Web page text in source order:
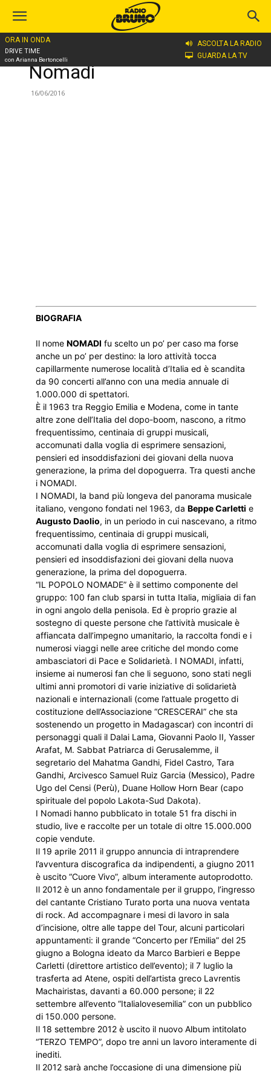
ORA IN ONDA
DRIVE TIME
con Arianna Bertoncelli
ASCOLTA LA RADIO
GUARDA LA TV
Home
Nomadi
16/06/2016
BIOGRAFIA
Il nome NOMADI fu scelto un po’ per caso ma forse
anche un po’ per destino: la loro attività tocca
capillarmente numerose località d’Italia ed è scandita
da 90 concerti all’anno con una media annuale di
1.000.000 di spettatori.
È il 1963 tra Reggio Emilia e Modena, come in tante
altre zone dell’Italia del dopo-boom, nascono, a ritmo
frequentissimo, centinaia di gruppi musicali,
accomunati dalla voglia di esprimere sensazioni,
pensieri ed insoddisfazioni dei giovani della nuova
generazione, la prima del dopoguerra. Tra questi anche
i NOMADI.
I NOMADI, la band più longeva del panorama musicale
italiano, vengono fondati nel 1963, da Beppe Carletti e
Augusto Daolio, in un periodo in cui nascevano, a ritmo
frequentissimo, centinaia di gruppi musicali,
accomunati dalla voglia di esprimere sensazioni,
pensieri ed insoddisfazioni dei giovani della nuova
generazione, la prima del dopoguerra.
“IL POPOLO NOMADE” è il settimo componente del
gruppo: 100 fan club sparsi in tutta Italia, migliaia di fan
in ogni angolo della penisola. Ed è proprio grazie al
sostegno di queste persone che l’attività musicale è
affiancata dall’impegno umanitario, la raccolta fondi e i
numerosi viaggi nelle aree critiche del mondo come
ambasciatori di Pace e Solidarietà. I NOMADI, infatti,
insieme ai numerosi fan che li seguono, sono stati negli
ultimi anni promotori di varie iniziative di solidarietà
nazionali e internazionali (come l’attuale progetto di
costituzione dell’Associazione “CRESCERAI” che sta
sostenendo un progetto in Madagascar) con incontri di
personaggi quali il Dalai Lama, Giovanni Paolo II, Yasser
Arafat, M. Sabbat Patriarca di Gerusalemme, il
segretario del Mahatma Gandhi, Fidel Castro, Tara
Gandhi, Arcivesco Samuel Ruiz Garcia (Messico), Padre
Ugo del Censi (Perù), Duane Hollow Horn Bear (capo
spirituale del popolo Lakota-Sud Dakota).
I Nomadi hanno pubblicato in totale 51 fra dischi in
studio, live e raccolte per un totale di oltre 15.000.000
copie vendute.
Il 19 aprile 2011 il gruppo annuncia di intraprendere
l’avventura discografica da indipendenti, a giugno 2011
è uscito “Cuore Vivo”, album interamente autoprodotto.
Il 2012 è un anno fondamentale per il gruppo, l’ingresso
del cantante Cristiano Turato porta una nuova ventata
di rock. Ad accompagnare i mesi di lavoro in sala
d’incisione, oltre alle tappe del Tour, alcuni particolari
appuntamenti: il grande “Concerto per l’Emilia” del 25
giugno a Bologna ideato da Marco Barbieri e Beppe
Carletti (direttore artistico dell’evento); il 7 luglio la
trasferta ad Atene, ospiti dell’artista greco Lavrentis
Machairistas, davanti a 60.000 persone; il 22
settembre all’evento “Italialovesemilia” con un pubblico
di 150.000 persone.
Il 18 settembre 2012 è uscito il nuovo Album intitolato
“TERZO TEMPO”, dopo tre anni un lavoro interamente di
inediti.
Il 2012 sarà anche l’occasione di una dimensione più